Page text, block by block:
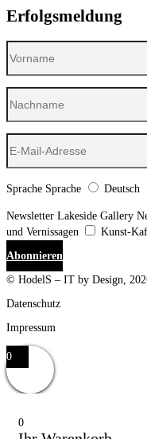
Erfolgsmeldung
Sprache Sprache Deutsch
Newsletter Lakeside Gallery
und Vernissagen
Kunst-
Abonnieren
© HodelS – IT by Design,
Datenschutz
Impressum
0
0